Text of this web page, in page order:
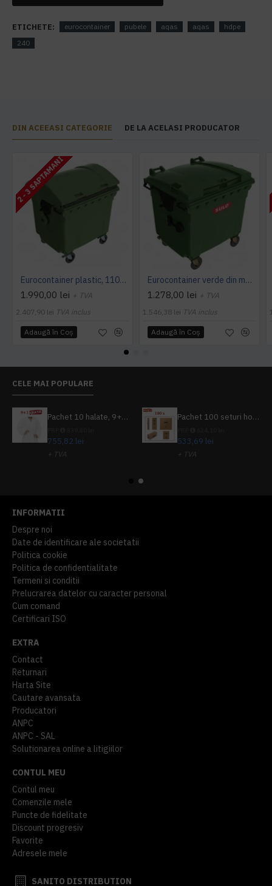
ETICHETE: eurocontainer pubele aqas aqas
hdpe
240
DIN ACEEASI CATEGORIE DE LA ACELASI PRODUCATOR
2 - 3 SAPTAMANI
Eurocontainer plastic, 1100 L, verde, capac rotund - Transport Inclus
1.990,00 lei + TVA
2.407,90 lei TVA inclus
Adaugă în Coş
Eurocontainer verde din material plastic, cu capac plat, SULO, 1100 l - Transport Inclus
1.278,00 lei + TVA
1.546,38 lei TVA inclus
Adaugă în Coş
CELE MAI POPULARE
Pachet 10 halate, 9+1 gratuit
755,82 lei
+ TVA
Pachet 100 seturi hoteliere, set dentar, set barbierit, casca de dus, pila unghii, set cusut
533,69 lei
+ TVA
INFORMATII
Despre noi
Date de identificare ale societatii
Politica cookie
Politica de confidentialitate
Termeni si conditii
Prelucrarea datelor cu caracter personal
Cum comand
Certificari ISO
EXTRA
Contact
Returnari
Harta Site
Cautare avansata
Producatori
ANPC
ANPC - SAL
Solutionarea online a litigiilor
CONTUL MEU
Contul meu
Comenzile mele
Puncte de fidelitate
Discount progresiv
Favorite
Adresele mele
SANITO DISTRIBUTION